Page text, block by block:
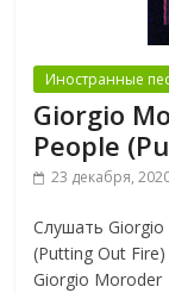
Иностранные
Giorgio
People
23 декабря,
Слушать
(Putting Out
Giorgio Moroder